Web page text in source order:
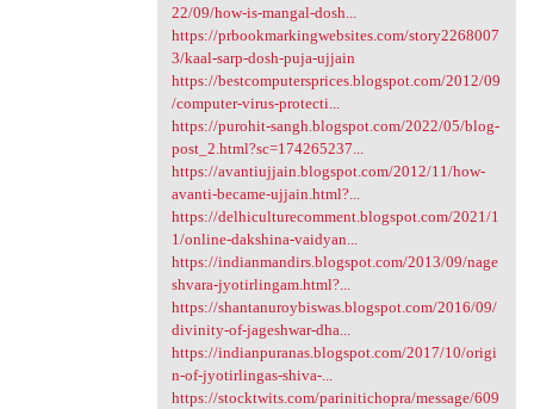
22/09/how-is-mangal-dosh...
https://prbookmarkingwebsites.com/story2268007
3/kaal-sarp-dosh-puja-ujjain
https://bestcomputersprices.blogspot.com/2012/09
/computer-virus-protecti...
https://purohit-sangh.blogspot.com/2022/05/blog-
post_2.html?sc=174265237...
https://avantiujjain.blogspot.com/2012/11/how-
avanti-became-ujjain.html?...
https://delhiculturecomment.blogspot.com/2021/1
1/online-dakshina-vaidyan...
https://indianmandirs.blogspot.com/2013/09/nage
shvara-jyotirlingam.html?...
https://shantanuroybiswas.blogspot.com/2016/09/
divinity-of-jageshwar-dha...
https://indianpuranas.blogspot.com/2017/10/origi
n-of-jyotirlingas-shiva-...
https://stocktwits.com/parinitichopra/message/609